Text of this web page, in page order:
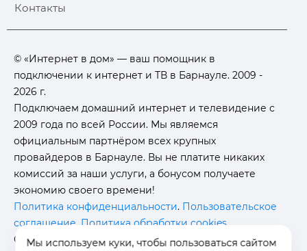
Контакты
© «Интернет в дом» — ваш помощник в
подключении к интернет и ТВ в Барнауле. 2009 -
2026 г.
Подключаем домашний интернет и телевидение с
2009 года по всей России. Мы являемся
официальным партнёром всех крупных
провайдеров в Барнауле. Вы не платите никаких
комиссий за наши услуги, а бонусом получаете
экономию своего времени!
Политика конфиденциальности. Пользовательское
соглашение Политика обработки cookies
Отписаться от полученияинформационных
Мы используем куки, чтобы пользоваться сайтом